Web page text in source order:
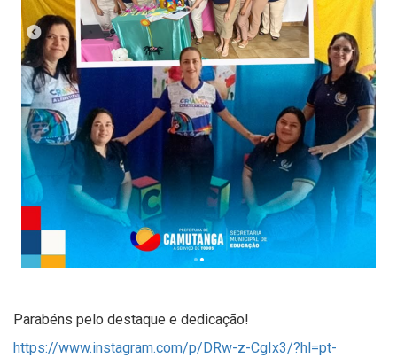
Parabéns pelo destaque e dedicação!
https://www.instagram.com/p/DRw-z-CgIx3/?hl=pt-